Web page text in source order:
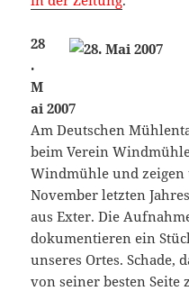
28
.
M
ai 2007
Am Deutschen
beim Verein
Windmühle und zeigen
November letzten
aus Exter. Die
dokumentieren ein
unseres Ortes. Schade,
von seiner besten Seite